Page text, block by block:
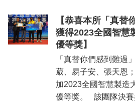
【恭喜本所「真替
獲得2023全國智慧
優等獎】
「真替你們感到難過
葳、易子安、張天恩
加2023全國智慧製造
優等獎。 該團隊決賽